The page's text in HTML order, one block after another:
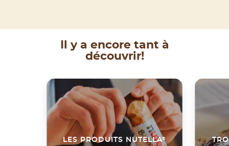
Il y a encore tant à
découvrir!
LES PRODUITS NUTELLA®